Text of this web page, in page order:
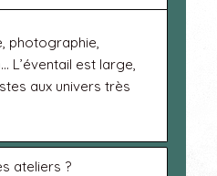
photographie,
L’éventail est large,
aux univers très
ateliers ?